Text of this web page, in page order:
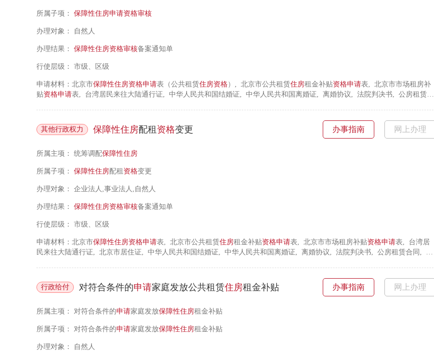
所属子项： 保障性住房申请资格审核
办理对象： 自然人
办理结果： 保障性住房资格审核备案通知单
行使层级： 市级、区级
申请材料：北京市保障性住房资格申请表（公共租赁住房资格）, 北京市公共租赁住房租金补贴资格申请表, 北京市市场租房补
贴资格申请表, 台湾居民来往大陆通行证, 中华人民共和国结婚证, 中华人民共和国离婚证, 离婚协议, 法院判决书, 公房租赁合
疾人证, 大病诊断书, 劳动模范证, 安置证, 供养证, 低保证, 低收入证, 计划生育特殊困难家庭凭证, 中国人民解放军士官退出
现役证, 中国人民解放军军官转业证书, 见义勇为光荣证, 腾退原《房屋租赁合同》凭证, 房屋买卖合同, 赠与协议书, 国家综合
其他行政权力 保障性住房配租 资格变更 办事指南 网上办理
所属主项： 统筹调配保障性住房
所属子项： 保障性住房配租 资格变更
办理对象： 企业法人,事业法人,自然人
办理结果： 保障性住房资格审核备案通知单
行使层级： 市级、区级
申请材料：北京市保障性住房资格申请表, 北京市公共租赁住房租金补贴资格申请表, 北京市市场租房补贴资格申请表, 台湾居
民来往大陆通行证, 北京市居住证, 中华人民共和国结婚证, 中华人民共和国离婚证, 离婚协议, 法院判决书, 公房租赁合同, 房
民共和国残疾人证, 大病诊断书, 劳动模范证, 安置证, 供养证, 低保证, 低收入证, 计划生育特殊困难家庭凭证, 中国人民解放
军士官退出现役证, 中国人民解放军军官转业证书, 见义勇为光荣证, 腾退原《房屋租赁合同》凭证, 房屋买卖合同, 赠与协议
行政给付 对符合条件的申请家庭发放公共租赁住房租金补贴 办事指南 网上办理
所属主项： 对符合条件的申请家庭发放保障性住房租金补贴
所属子项： 对符合条件的申请家庭发放保障性住房租金补贴
办理对象： 自然人